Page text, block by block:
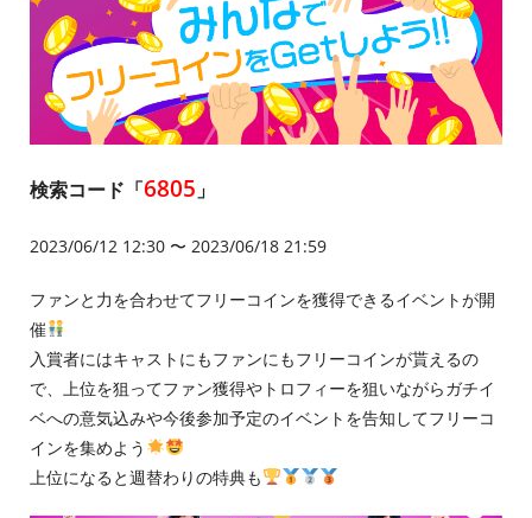
検索コード「6805 」
2023/06/12 12:30 〜 2023/06/18 21:59
ファンと力を合わせてフリーコインを獲得できるイベントが開
催
入賞者にはキャストにもファンにもフリーコインが貰えるの
で、上位を狙ってファン獲得やトロフィーを狙いながらガチイ
ベへの意気込みや今後参加予定のイベントを告知してフリーコ
インを集めよう
上位になると週替わりの特典も